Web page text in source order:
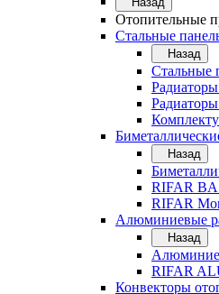
Отопительные
Стальные
Назад
Стальные
Назад
RIFAR
RIFAR
Алюминиевые
Назад
RIFAR
Конвекторы